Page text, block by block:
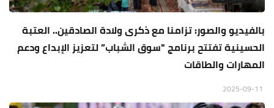
بالفيديو والصور: تزامنا مع ذكرى ولادة الصادقين.. العتبة
الحسينية تفتتح برنامج "سوق الشباب” لتعزيز الإبداع ودعم
المهارات والطاقات